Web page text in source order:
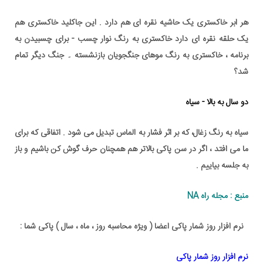
هر ابر خاکستری یک حاشیه نقره ای هم دارد . این جاکلید خاکستری هم
یک حلقه نقره ای دارد خاکستری به رنگ نوار چسب - برای چسبیدن به
برنامه ، خاکستری به رنگ موهای جنگجویان بازنشسته ۔ جنگ دیگر تمام
شد؟
دو سال به بالا - سیاه
سیاه به رنگ زغال، که بر اثر فشار به الماس تبدیل می شود . اتفاقی که برای
ما می افتد ، اگر در سن پاکی بالاتر هم همچنان حرف گوش کن باشیم و باز
به جلسه بیاییم .
منبع : مجله راه NA
نرم افزار روز شمار پاکی اعضا ( ویژه محاسبه روز ، ماه ، سال ) پاکی شما :
نرم افزار روز شمار پاکی